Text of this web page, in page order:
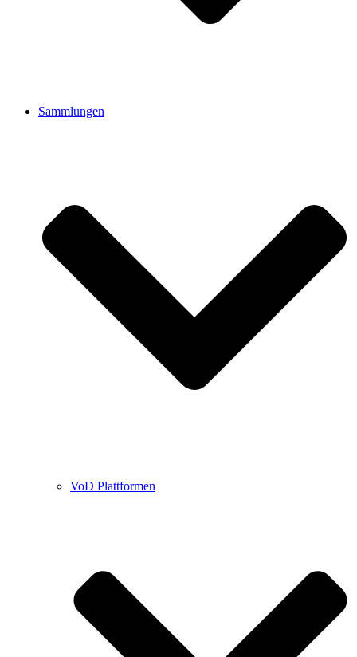
Sammlungen
VoD Plattformen